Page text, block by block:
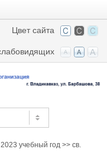
Цвет сайта
учебный год >> св.